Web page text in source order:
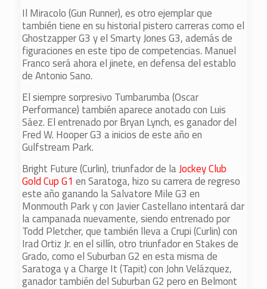
Il Miracolo (Gun Runner), es otro ejemplar que
también tiene en su historial pistero carreras como el
Ghostzapper G3 y el Smarty Jones G3, además de
figuraciones en este tipo de competencias. Manuel
Franco será ahora el jinete, en defensa del establo
de Antonio Sano.
El siempre sorpresivo Tumbarumba (Oscar
Performance) también aparece anotado con Luis
Sáez. El entrenado por Bryan Lynch, es ganador del
Fred W. Hooper G3 a inicios de este año en
Gulfstream Park.
Bright Future (Curlin), triunfador de laJockey Club
Gold Cup G1 en Saratoga, hizo su carrera de regreso
este año ganando la Salvatore Mile G3 en
Monmouth Park y con Javier Castellano intentará dar
la campanada nuevamente, siendo entrenado por
Todd Pletcher, que también lleva a Crupi (Curlin) con
Irad Ortiz Jr. en el sillín, otro triunfador en Stakes de
Grado, como el Suburban G2 en esta misma de
Saratoga y a Charge It (Tapit) con John Velázquez,
ganador también del Suburban G2 pero en Belmont